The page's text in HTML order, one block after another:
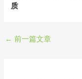
质
← 前一篇文章